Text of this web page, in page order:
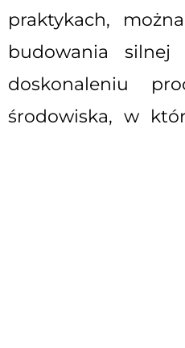
praktykach,
budowania
doskonaleniu
środowiska, w